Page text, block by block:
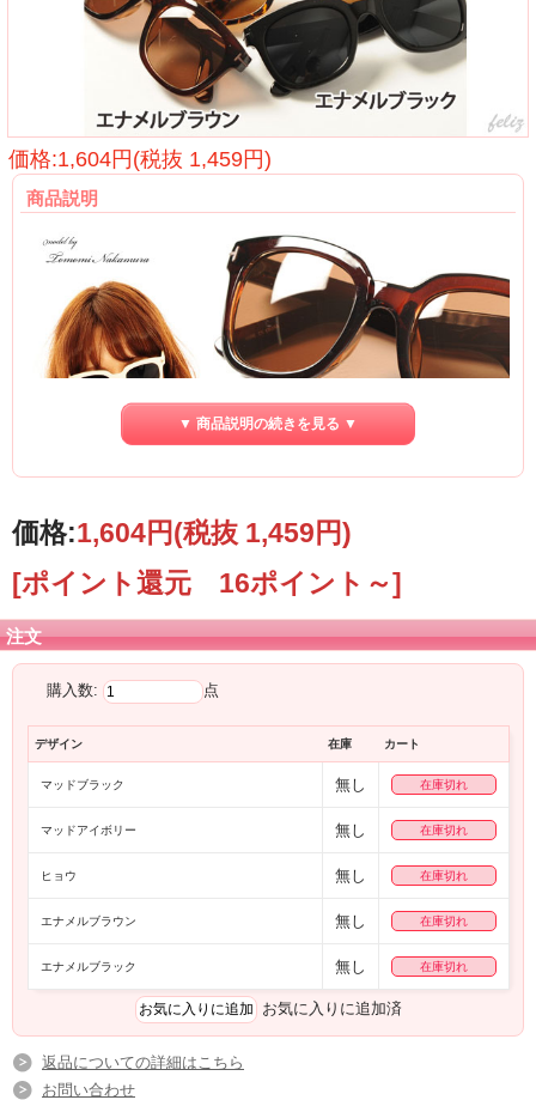
価格:1,604円(税抜 1,459円)
商品説明
巾着typeケース付きが嬉しい♪
オシャレなサングラスが入荷！
フレームデザインはマットなスムースtypeからエナメル・ヒョウ柄まで豊富な５
セレクトショップfeliz(フェリース)注目のおすすめサングラスです★
お手頃価格なのが嬉しいですね♪
▼ 商品説明の続きを見る ▼
価格:1,604円(税抜 1,459円)
[ポイント還元 16ポイント～]
注文
購入数: 点
デザイン 在庫 カート
マッドブラック 無し 在庫切れ
マッドアイボリー 無し 在庫切れ
ヒョウ 無し 在庫切れ
エナメルブラウン 無し 在庫切れ
エナメルブラック 無し 在庫切れ
お気に入りに追加済
返品についての詳細はこちら
お問い合わせ